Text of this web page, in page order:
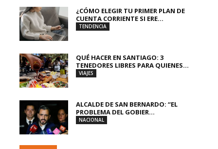
¿CÓMO ELEGIR TU PRIMER PLAN DE
CUENTA CORRIENTE SI ERE...
TENDENCIA
QUÉ HACER EN SANTIAGO: 3
TENEDORES LIBRES PARA QUIENES...
VIAJES
ALCALDE DE SAN BERNARDO: “EL
PROBLEMA DEL GOBIER...
NACIONAL